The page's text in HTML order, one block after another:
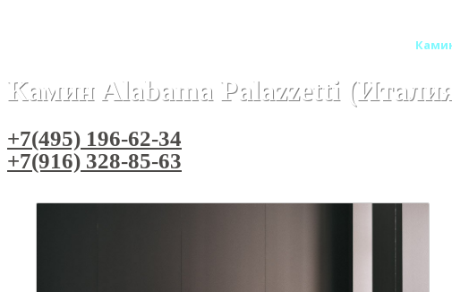
Камин Alabama Palazzetti
+7(495) 196-62-34
+7(916) 328-85-63